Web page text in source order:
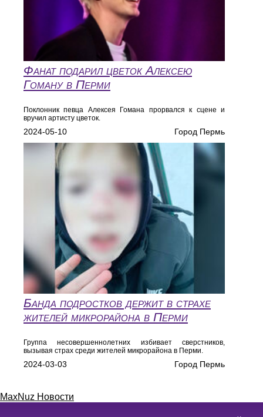
Фанат подарил цветок Алексею
Гоману в Перми
Поклонник певца Алексея Гомана прорвался к сцене и
вручил артисту цветок.
2024-05-10 Город Пермь
Банда подростков держит в страхе
жителей микрорайона в Перми
Группа несовершеннолетних избивает сверстников,
вызывая страх среди жителей микрорайона в Перми.
2024-03-03 Город Пермь
MaxNuz Новости